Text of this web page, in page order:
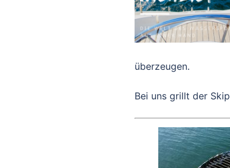
überzeugen.
Bei uns grillt der